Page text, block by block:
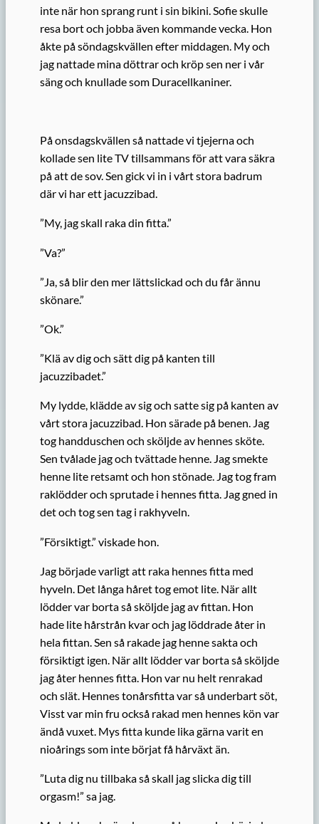
inte när hon sprang runt i sin bikini. Sofie skulle
resa bort och jobba även kommande vecka. Hon
åkte på söndagskvällen efter middagen. My och
jag nattade mina döttrar och kröp sen ner i vår
säng och knullade som Duracellkaniner.
På onsdagskvällen så nattade vi tjejerna och
kollade sen lite TV tillsammans för att vara säkra
på att de sov. Sen gick vi in i vårt stora badrum
där vi har ett jacuzzibad.
”My, jag skall raka din fitta.”
”Va?”
”Ja, så blir den mer lättslickad och du får ännu
skönare.”
”Ok.”
”Klä av dig och sätt dig på kanten till
jacuzzibadet.”
My lydde, klädde av sig och satte sig på kanten av
vårt stora jacuzzibad. Hon särade på benen. Jag
tog handduschen och sköljde av hennes sköte.
Sen tvålade jag och tvättade henne. Jag smekte
henne lite retsamt och hon stönade. Jag tog fram
raklödder och sprutade i hennes fitta. Jag gned in
det och tog sen tag i rakhyveln.
”Försiktigt.” viskade hon.
Jag började varligt att raka hennes fitta med
hyveln. Det långa håret tog emot lite. När allt
lödder var borta så sköljde jag av fittan. Hon
hade lite hårstrån kvar och jag löddrade åter in
hela fittan. Sen så rakade jag henne sakta och
försiktigt igen. När allt lödder var borta så sköljde
jag åter hennes fitta. Hon var nu helt renrakad
och slät. Hennes tonårsfitta var så underbart söt,
Visst var min fru också rakad men hennes kön var
ändå vuxet. Mys fitta kunde lika gärna varit en
nioårings som inte börjat få hårväxt än.
”Luta dig nu tillbaka så skall jag slicka dig till
orgasm!” sa jag.